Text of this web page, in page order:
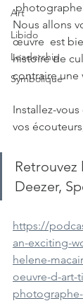
Art
Libido
Leadership
Symbolique
Nous allons
œuvre  est
histoire de
contraire une
Installez-
vos
Retrouvez
Deezer,
https://
an-exciting-
helene-
oeuvre-d-art-